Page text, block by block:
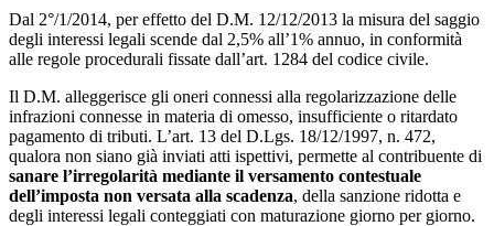
Dal 2°/1/2014, per effetto del D.M. 12/12/2013 la misura del saggio
degli interessi legali scende dal 2,5% all’1% annuo, in conformità
alle regole procedurali fissate dall’art. 1284 del codice civile.
Il D.M. alleggerisce gli oneri connessi alla regolarizzazione delle
infrazioni connesse in materia di omesso, insufficiente o ritardato
pagamento di tributi. L’art. 13 del D.Lgs. 18/12/1997, n. 472,
qualora non siano già inviati atti ispettivi, permette al contribuente di
sanare l’irregolarità mediante il versamento contestuale
dell’imposta non versata alla scadenza, della sanzione ridotta e
degli interessi legali conteggiati con maturazione giorno per giorno.